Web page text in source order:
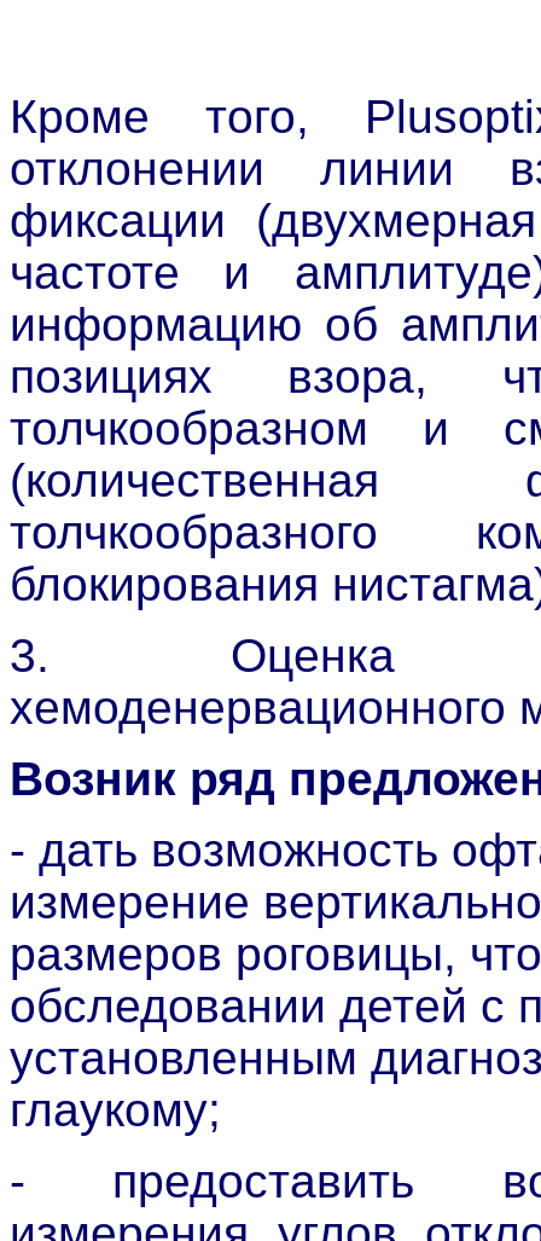
Кроме того,
отклонении линии
фиксации
частоте и
информацию об
позициях взора,
толчкообразном и
(количественная
толчкообразного
блокирования
3. Оценка
хемоденервационного
Возник ряд
- дать возможность
измерение
размеров роговицы,
обследовании детей с
установленным
глаукому;
- предоставить